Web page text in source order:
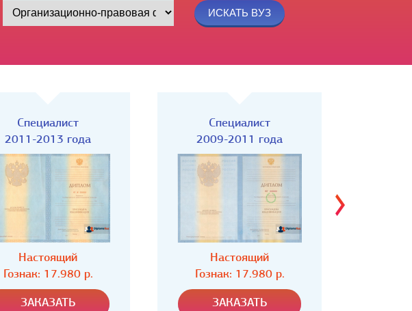
Специалист
2009-2011 года
Настоящий
Гознак: 17.980 р.
Специалист
2004-2008 года
Настоящий
Гознак: 16.980 р.